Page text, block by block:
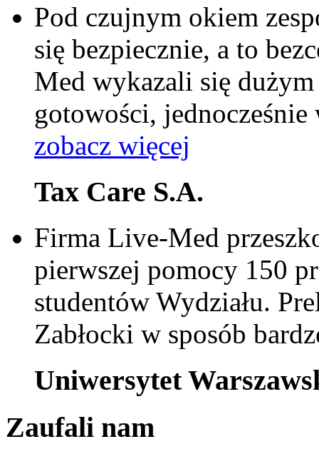
Pod czujnym okiem
się bezpiecznie, a to
Med wykazali się
gotowości, jednocześnie
zobacz więcej
Tax Care S.A.
Firma Live-Med
pierwszej pomocy 150
studentów Wydziału.
Zabłocki w sposób
Uniwersytet
Zaufali nam